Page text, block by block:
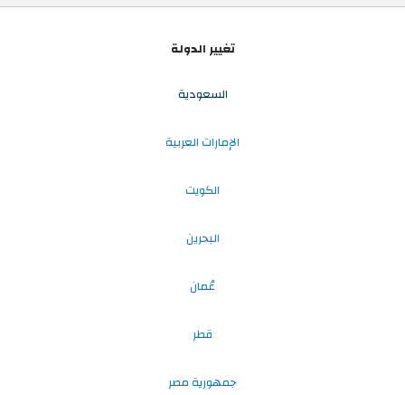
تغيير الدولة
السعودية
الإمارات العربية
الكويت
البحرين
عُمان
قطر
جمهورية مصر